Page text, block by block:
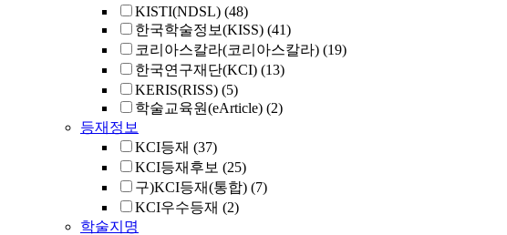
KISTI(NDSL) (48)
한국학술정보(KISS) (41)
코리아스칼라(코리아스칼라) (19)
한국연구재단(KCI) (13)
KERIS(RISS) (5)
학술교육원(eArticle) (2)
등재정보
KCI등재 (37)
KCI등재후보 (25)
구)KCI등재(통합) (7)
KCI우수등재 (2)
학술지명